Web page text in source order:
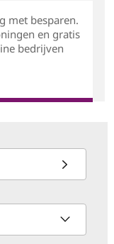
met besparen.
en gratis
bedrijven